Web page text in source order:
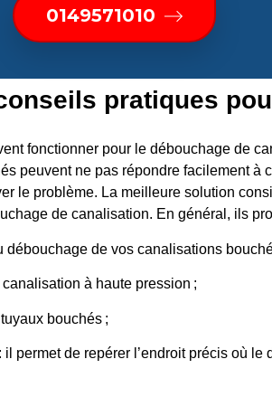
0149571010
pratiques
fonctionner pour le débouchage de
peuvent ne pas répondre facilement à
le problème. La meilleure solution
de canalisation. En général, ils
débouchage de vos canalisations
à haute pression ;
bouchés ;
permet de repérer l’endroit précis où le